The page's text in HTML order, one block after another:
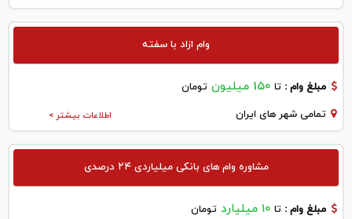
وام ازاد با سفته
مبلغ وام : تا 150 میلیون تومان
اطلاعات بیشتر > تمامی شهر های ایران
مشاوره وام های بانکی میلیاردی ۲۴ درصدی
مبلغ وام : تا ۱۰ میلیارد تومان